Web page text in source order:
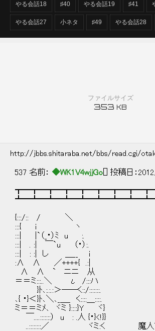
やる会話18 ♯40 やる会話19 ♯41
やる会話27 小ネタ ♯49 やる会話28
ファイルサイズ
353 KB
http://jbbs.shitaraba.net/bbs/read.cgi/
537 名前： ◆WK1V4wjjGo [] 投稿日：
{:::/:: / ＼
:::{ i ヽ
:::| |`（_・）ﾐ u :.
:::| . :| ￣`u （・）:.
:::| : :| し ＿__ i
:∧ ∧ ／++++{ .:|
∧ ∧ ` ニニ 从
＝＝ミ:::..＼ ι /:::ハ
}ﾄ､:.:.:＞――く::/:::::::.
､{ ・}＜}ﾄ､＼､_＿_ く::::＿::::.
ミ＝＝ミﾒ､ ヾミ }::::}Y ヾ}
￣....:::::::） u : .人 {・}<!}}
..::::::::／ ヾミ:く 魔人アリス対